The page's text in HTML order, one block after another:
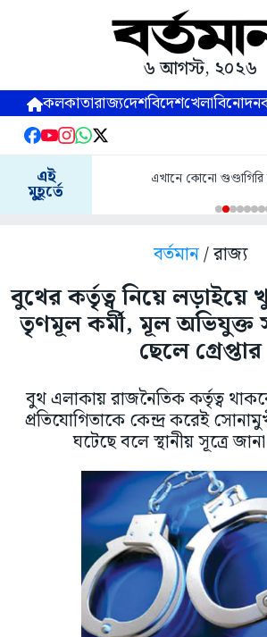
৬ আগস্ট, ২০২৬
কলকাতারাজ্যদেশবিদেশখেলাবিনোদন
এই
মুহূর্তে
এখানে কোনো গুণ্ডাগিরি
বর্তমান/ রাজ্য
বুথের কর্তৃত্ব নিয়ে লড়াইয়ে
তৃণমূল কর্মী, মূল অভিযুক্ত
ছেলে গ্রেপ্তার
বুথ এলাকায় রাজনৈতিক কর্তৃত্ব
প্রতিযোগিতাকে কেন্দ্র করেই
ঘটেছে বলে স্থানীয় সূত্রে